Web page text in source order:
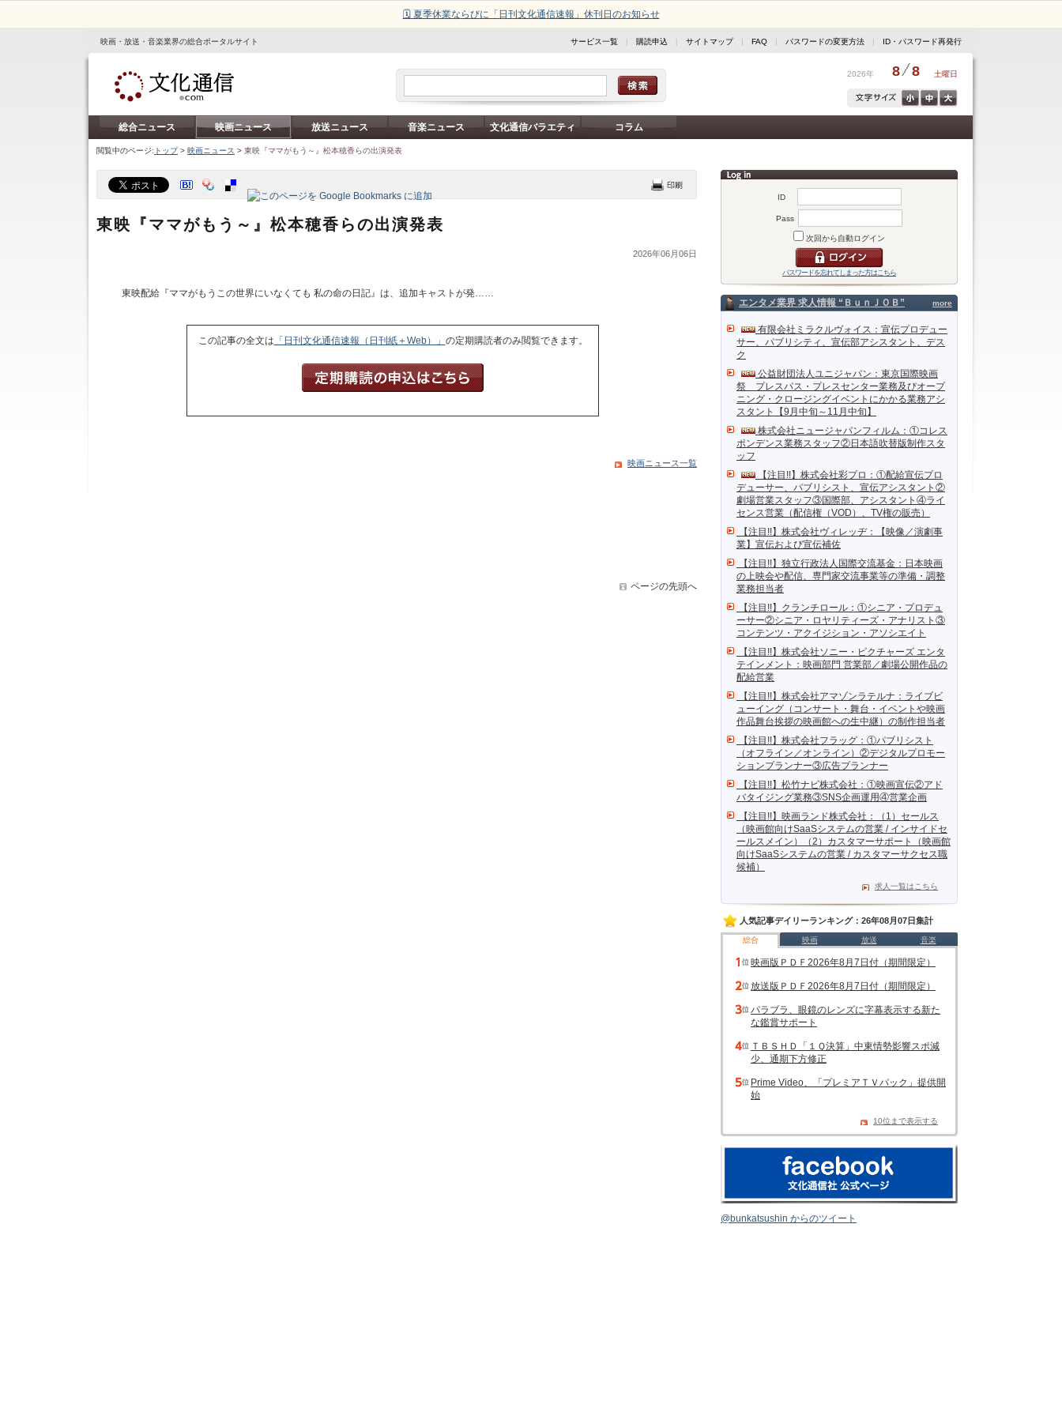
🗓️ 夏季休業ならびに「日刊文化通信速報」休刊日のお知らせ
映画・放送・音楽業界の総合ポータルサイト サービス一覧 | 購読申込 | サイトマップ| FAQ | パスワードの変更方法 | ID・パスワード再発行
2026年 8 8 土曜日
総合ニュース 映画ニュース 放送ニュース 音楽ニュース 文化通信バラエティ コラム
閲覧中のページ: トップ> 映画ニュース > 東映『ママがもう～』松本穂香らの出演発表
ID
Pass
次回から自動ログイン
パスワードを忘れてしまった方はこちら
more
エンタメ業界 求人情報 “ＢｕｎＪＯＢ”
有限会社ミラクルヴォイス：宣伝プロデュー
サー、パブリシティ、宣伝部アシスタント、デス
ク
公益財団法人ユニジャパン：東京国際映画
祭 プレスパス・プレスセンター業務及びオープ
ニング・クロージングイベントにかかる業務アシ
スタント【9月中旬～11月中旬】
株式会社ニュージャパンフィルム：①コレス
ポンデンス業務スタッフ②日本語吹替版制作スタ
ッフ
【注目!!】株式会社彩プロ：①配給宣伝プロ
デューサー、パブリシスト、宣伝アシスタント②
劇場営業スタッフ③国際部、アシスタント④ライ
センス営業（配信権（VOD）、TV権の販売）
【注目!!】株式会社ヴィレッヂ：【映像／演劇事
業】宣伝および宣伝補佐
【注目!!】独立行政法人国際交流基金：日本映画
の上映会や配信、専門家交流事業等の準備・調整
業務担当者
【注目!!】クランチロール：①シニア・プロデュ
ーサー②シニア・ロヤリティーズ・アナリスト③
コンテンツ・アクイジション・アソシエイト
【注目!!】株式会社ソニー・ピクチャーズ エンタ
テインメント：映画部門 営業部／劇場公開作品の
配給営業
【注目!!】株式会社アマゾンラテルナ：ライブビ
ューイング（コンサート・舞台・イベントや映画
作品舞台挨拶の映画館への生中継）の制作担当者
【注目!!】株式会社フラッグ：①パブリシスト
（オフライン／オンライン）②デジタルプロモー
ションプランナー③広告プランナー
【注目!!】松竹ナビ株式会社：①映画宣伝②アド
バタイジング業務③SNS企画運用④営業企画
【注目!!】映画ランド株式会社：（1）セールス
（映画館向けSaaSシステムの営業 / インサイドセ
ールスメイン）（2）カスタマーサポート（映画館
向けSaaSシステムの営業 / カスタマーサクセス職
候補）
求人一覧はこちら
人気記事デイリーランキング：26年08月07日集計
総合 映画 放送 音楽
映画版ＰＤＦ2026年8月7日付（期間限定）
放送版ＰＤＦ2026年8月7日付（期間限定）
パラブラ、眼鏡のレンズに字幕表示する新た
な鑑賞サポート
ＴＢＳＨＤ「１Ｑ決算」中東情勢影響スポ減
少、通期下方修正
Prime Video、「プレミアＴＶパック」提供開
始
10位まで表示する
@bunkatsushin からのツイート
東映『ママがもう～』松本穂香らの出演発表
2026年06月06日
東映配給『ママがもうこの世界にいなくても 私の命の日記』は、追加キャストが発……
この記事の全文は 「日刊文化通信速報（日刊紙＋Web）」 の定期購読者のみ閲覧できます。
映画ニュース一覧
ページの先頭へ